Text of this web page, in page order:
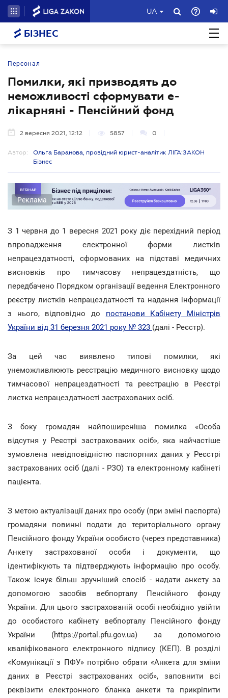
UA
БІЗНЕС
Персонал
Помилки, які призводять до
неможливості сформувати е-
лікарняні - Пенсійний фонд
2 вересня 2021, 12:12 5857 0
Автор:
Ольга Баранова, провідний юрист-аналітик ЛІГА:ЗАКОН
Бізнес
Реклама
З 1 червня до 1 вересня 2021 року діє перехідний період
впровадження електронної форми листків
непрацездатності, сформованих на підставі медичних
висновків про тимчасову непрацездатність, що
передбачено Порядком організації ведення Електронного
реєстру листків непрацездатності та надання інформації
з нього, відповідно до постанови Кабінету Міністрів
України від 31 березня 2021 року № 323 (далі - Реєстр).
За цей час виявлено типові помилки, які
унеможливлюють реєстрацію медичного висновку щодо
тимчасової непрацездатності та реєстрацію в Реєстрі
листка непрацездатності застрахованих осіб.
З боку громадян найпоширеніша помилка «Особа
відсутня у Реєстрі застрахованих осіб», яка найчастіше
зумовлена невідповідністю паспортних даних у Реєстрі
застрахованих осіб (далі - РЗО) та електронному кабінеті
пацієнта.
З метою актуалізації даних про особу (при зміні паспорта)
громадяни повинні подати до територіального органу
Пенсійного фонду України особисто (через представника)
Анкету застрахованої особи і документи, що
ідентифікують та підтверджують інформацію про особу.
Також існує більш зручніший спосіб - надати анкету за
допомогою засобів вебпорталу Пенсійного фонду
України. Для цього застрахованій особі необхідно увійти
до особистого кабінету вебпорталу Пенсійного фонду
України (https://portal.pfu.gov.ua) за допомогою
кваліфікованого електронного підпису (КЕП). В розділі
«Комунікації з ПФУ» потрібно обрати «Анкета для зміни
даних в Реєстрі застрахованих осіб», заповнити всі
реквізити електронного бланка анкети та прикріпити